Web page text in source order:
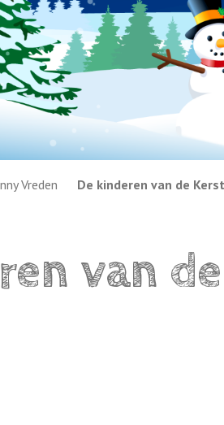
Vreden De kinderen van de
van